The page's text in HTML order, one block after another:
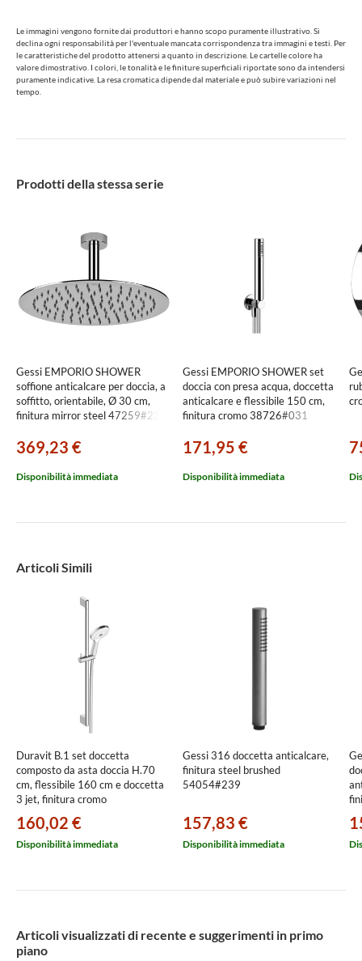
Le immagini vengono fornite dai produttori e hanno scopo puramente illustrativo. Si
declina ogni responsabilità per l'eventuale mancata corrispondenza tra immagini e testi. Per
le caratteristiche del prodotto attenersi a quanto in descrizione. Le cartelle colore ha
valore dimostrativo. I colori, le tonalità e le finiture superficiali riportate sono da intendersi
puramente indicative. La resa cromatica dipende dal materiale e può subire variazioni nel
tempo.
Prodotti della stessa serie
Gessi EMPORIO SHOWER
soffione anticalcare per doccia, a
soffitto, orientabile, Ø 30 cm,
finitura mirror steel 47259#238
369,23 €
Disponibilità immediata
Gessi EMPORIO SHOWER set
doccia con presa acqua, doccetta
anticalcare e flessibile 150 cm,
finitura cromo 38726#031
171,95 €
Disponibilità immediata
Articoli Simili
Duravit B.1 set doccetta
composto da asta doccia H.70
cm, flessibile 160 cm e doccetta
3 jet, finitura cromo
160,02 €
Disponibilità immediata
Gessi 316 doccetta anticalcare,
finitura steel brushed
54054#239
157,83 €
Disponibilità immediata
Articoli visualizzati di recente e suggerimenti in primo
piano